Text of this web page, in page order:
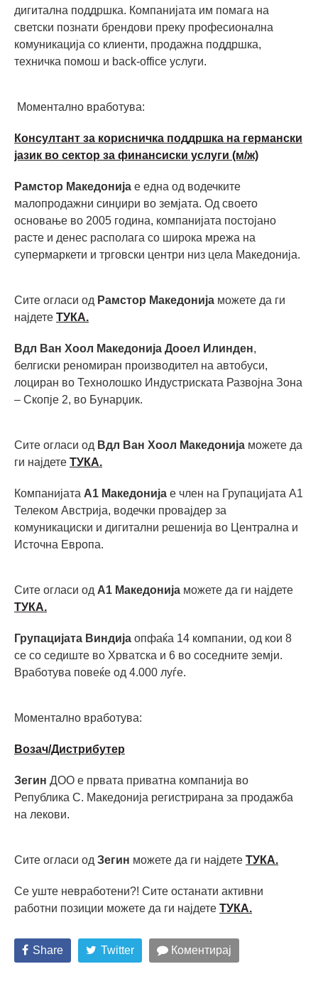
дигитална поддршка. Компанијата им помага на
светски познати брендови преку професионална
комуникација со клиенти, продажна поддршка,
техничка помош и back-office услуги.
Моментално вработува:
Консултант за корисничка поддршка на германски
јазик во сектор за финансиски услуги (м/ж)
Рамстор Македонија е една од водечките
малопродажни синџири во земјата. Од своето
основање во 2005 година, компанијата постојано
расте и денес располага со широка мрежа на
супермаркети и трговски центри низ цела Македонија.
Сите огласи од Рамстор Македонија можете да ги
најдете ТУКА.
Вдл Ван Хоол Македонија Дооел Илинден,
белгиски реномиран производител на автобуси,
лоциран во Технолошко Индустриската Развојна Зона
– Скопје 2, во Бунарџик.
Сите огласи од Вдл Ван Хоол Македонија можете да
ги најдете ТУКА.
Компанијата А1 Македонија е член на Групацијата А1
Телеком Австрија, водечки провајдер за
комуникациски и дигитални решенија во Централна и
Источна Европа.
Сите огласи од А1 Македонија можете да ги најдете
ТУКА.
Групацијата Виндија опфаќа 14 компании, од кои 8
се со седиште во Хрватска и 6 во соседните земји.
Вработува повеќе од 4.000 луѓе.
Моментално вработува:
Возач/Дистрибутер
Зегин ДОО е првата приватна компанија во
Република С. Македонија регистрирана за продажба
на лекови.
Сите огласи од Зегин можете да ги најдете ТУКА.
Се уште невработени?! Сите останати активни
работни позиции можете да ги најдете ТУКА.
Share Twitter Коментирај